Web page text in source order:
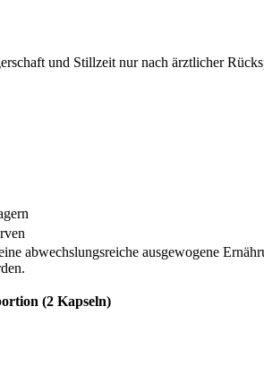
und Stillzeit nur nach ärztlicher
abwechslungsreiche ausgewogene
(2 Kapseln)